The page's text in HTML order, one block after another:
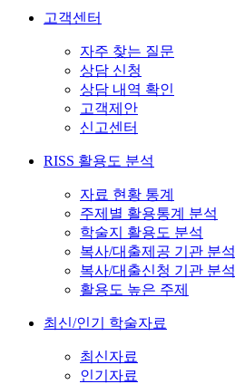
고객센터
자주 찾는 질문
상담 신청
상담 내역 확인
고객제안
신고센터
RISS 활용도 분석
자료 현황 통계
주제별 활용통계 분석
학술지 활용도 분석
복사/대출제공 기관 분석
복사/대출신청 기관 분석
활용도 높은 주제
최신/인기 학술자료
최신자료
인기자료